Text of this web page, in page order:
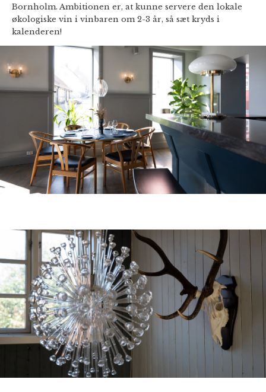
Bornholm. Ambitionen er, at kunne servere den lokale
økologiske vin i vinbaren om 2-3 år, så sæt kryds i
kalenderen!